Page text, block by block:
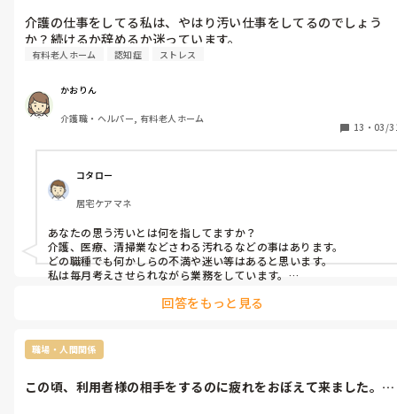
介護の仕事をしてる私は、やはり汚い仕事をしてるのでしょう
か？続けるか辞めるか迷っています。
有料老人ホーム 認知症 ストレス
かおりん
介護職・ヘルパー, 有料老人ホーム
13 ・ 03/
コタロー
居宅ケアマネ
あなたの思う汚いとは何を指してますか？
介護、医療、清掃業などさわる汚れるなどの事はあります。
どの職種でも何かしらの不満や迷い等はあると思います。
私は毎月考えさせられながら業務をしています。
か？迷えることは決して悪い事ではありません。
回答をもっと見る
職場・人間関係
この頃、利用者様の相手をするのに疲れをおぼえて来ました。こ